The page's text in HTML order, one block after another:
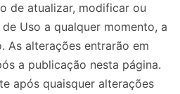
de atualizar, modificar ou
Uso a qualquer momento, a
As alterações entrarão em
a publicação nesta página.
após quaisquer alterações